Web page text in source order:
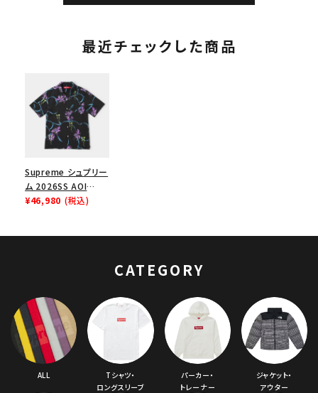
キャップ ブラック 黒
最近チェックした商品
Supreme シュプリー
ム 2026SS AOI
Lilies S/S Shirt
¥46,980 (税込)
CATEGORY
ALL
Tシャツ・
ロングスリーブ
パーカー・
トレーナー
ジャケット・
アウター